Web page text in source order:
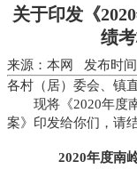
关于印发《
绩
来源：本网 发布时间
各村（居）委会、镇
现将《2020年度南
案》印发给你们，请
2020年度南